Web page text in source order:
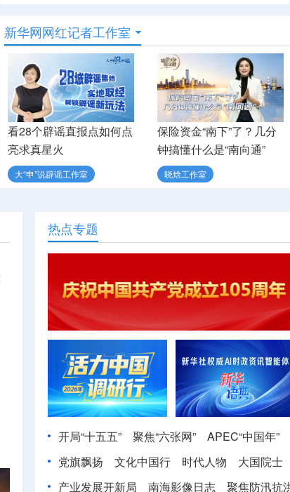
新华网网红记者工作室
看28个辟谣直报点如何点
亮求真星火
大“申”说辟谣工作室
保险资金“南下”了？几分
钟搞懂什么是“南向通”
晓焓工作室
热点专题
开局“十五五” 聚焦“六张网”
APEC“中国年”
党旗飘扬
文化中国行 时代人物
大国院士
产业发展开新局
南海影像日志 聚焦防汛抗